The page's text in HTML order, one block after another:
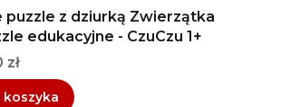
puzzle z dziurką Zwierzątka
edukacyjne - CzuCzu 1+
zł
koszyka